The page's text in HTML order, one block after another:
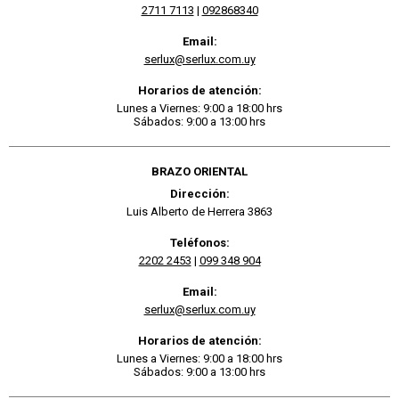
2711 7113 | 092868340
Email:
serlux@serlux.com.uy
Horarios de atención:
Lunes a Viernes: 9:00 a 18:00 hrs
Sábados: 9:00 a 13:00 hrs
BRAZO ORIENTAL
Dirección:
Luis Alberto de Herrera 3863
Teléfonos:
2202 2453 | 099 348 904
Email:
serlux@serlux.com.uy
Horarios de atención:
Lunes a Viernes: 9:00 a 18:00 hrs
Sábados: 9:00 a 13:00 hrs